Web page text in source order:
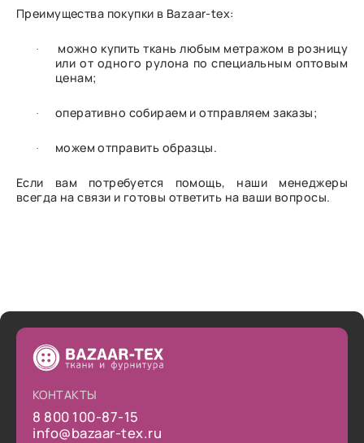
Преимущества покупки в Bazaar-tex:
·
можно купить ткань любым метражом в розницу
или от одного рулона по специальным оптовым
ценам;
· оперативно собираем и отправляем заказы;
· можем отправить образцы.
Если вам потребуется помощь, наши менеджеры
всегда на связи и готовы ответить на ваши вопросы.
КОНТАКТЫ
8 800 100-87-15
info@bazaar-tex.ru